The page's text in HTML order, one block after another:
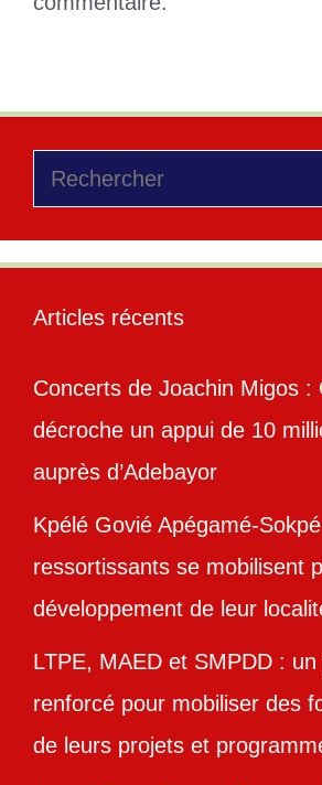
Rechercher
Articles récents
Concerts de Joachin Migos :
décroche un appui de 10
auprès d’Adebayor
Kpélé Govié Apégamé-
ressortissants se mobilisent
développement de leur
LTPE, MAED et SMPDD :
renforcé pour mobiliser des
de leurs projets et